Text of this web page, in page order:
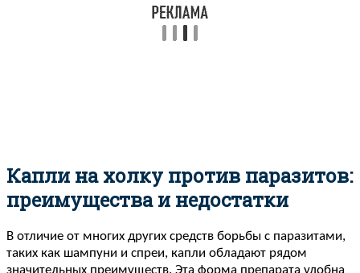
Капли на холку против паразитов:
преимущества и недостатки
В отличие от многих других средств борьбы с паразитами,
таких как шампуни и спреи, капли обладают рядом
значительных преимуществ. Эта форма препарата удобна